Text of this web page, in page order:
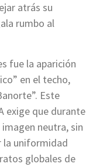
atrás su
rumbo al
fue la aparición
en el techo,
Este
exige que durante
neutra, sin
la uniformidad
globales de